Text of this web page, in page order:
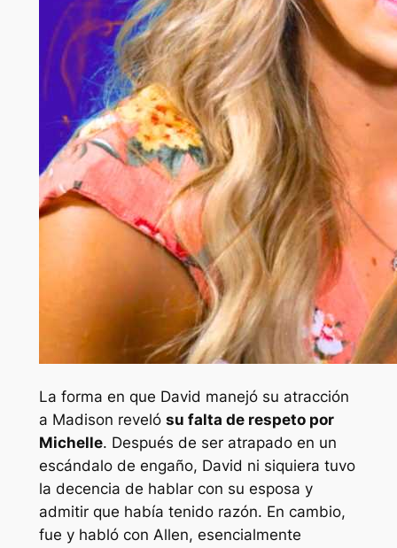
La forma en que David manejó su atracción
a Madison reveló su falta de respeto por
Michelle. Después de ser atrapado en un
escándalo de engaño, David ni siquiera tuvo
la decencia de hablar con su esposa y
admitir que había tenido razón. En cambio,
fue y habló con Allen, esencialmente